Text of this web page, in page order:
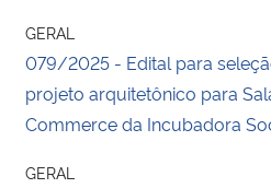
GERAL
079/2025 - Edital para
projeto arquitetônico para
Commerce da Incubadora
GERAL